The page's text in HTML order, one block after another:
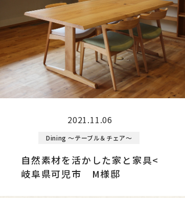
2021.11.06
Dining ～テーブル＆チェア～
自然素材を活かした家と家具<
岐阜県可児市 M様邸